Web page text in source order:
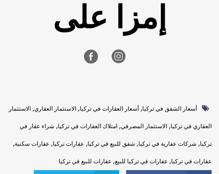
إمزا على
أسعار الشقق في تركيا, أسعار العقارات في تركيا, الاستثمار العقاري, الاستثمار
العقاري في تركيا, الاستثمار المصرفي, امتلاك العقارات في تركيا, شراء عقار في
تركيا, شركات عقارية في تركيا, شقق للبيع في تركيا, عقارات تركيا, عقارات سكنية,
عقارات في تركيا, عقارات في تركيا للبيع, عقارات للبيع في تركيا